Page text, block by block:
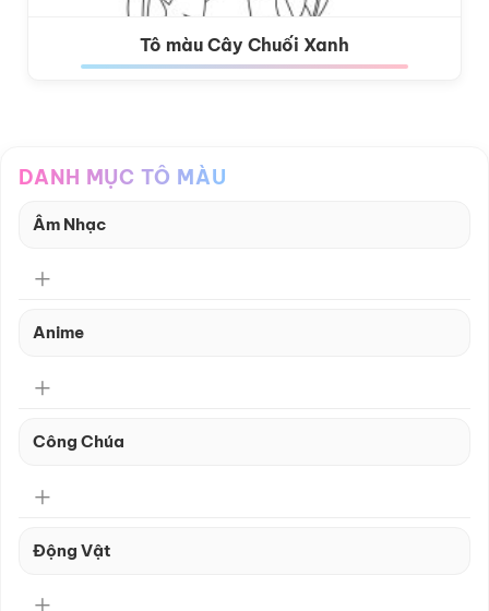
Tô màu Cây Chuối Xanh
DANH MỤC TÔ MÀU
Âm Nhạc
Anime
Công Chúa
Động Vật